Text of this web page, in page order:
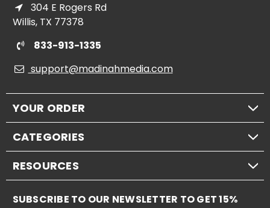
304 E Rogers Rd
Willis, TX 77378
833-913-1335
support@madinahmedia.com
YOUR ORDER
CATEGORIES
RESOURCES
SUBSCRIBE TO OUR NEWSLETTER TO GET 15%